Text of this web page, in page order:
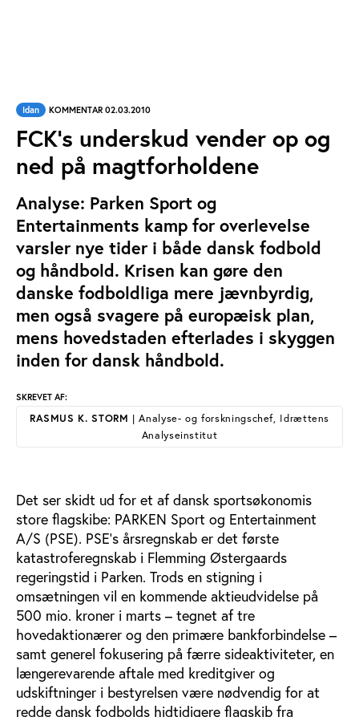
Idan KOMMENTAR 02.03.2010
FCK's underskud vender op og
ned på magtforholdene
Analyse: Parken Sport og
Entertainments kamp for overlevelse
varsler nye tider i både dansk fodbold
og håndbold. Krisen kan gøre den
danske fodboldliga mere jævnbyrdig,
men også svagere på europæisk plan,
mens hovedstaden efterlades i skyggen
inden for dansk håndbold.
SKREVET AF:
RASMUS K. STORM | Analyse- og forskningschef, Idrættens
Analyseinstitut
Det ser skidt ud for et af dansk sportsøkonomis
store flagskibe: PARKEN Sport og Entertainment
A/S (PSE). PSE’s årsregnskab er det første
katastroferegnskab i Flemming Østergaards
regeringstid i Parken. Trods en stigning i
omsætningen vil en kommende aktieudvidelse på
500 mio. kroner i marts – tegnet af tre
hovedaktionærer og den primære bankforbindelse –
samt generel fokusering på færre sideaktiviteter, en
længerevarende aftale med kreditgiver og
udskiftninger i bestyrelsen være nødvendig for at
redde dansk fodbolds hidtidigere flagskib fra